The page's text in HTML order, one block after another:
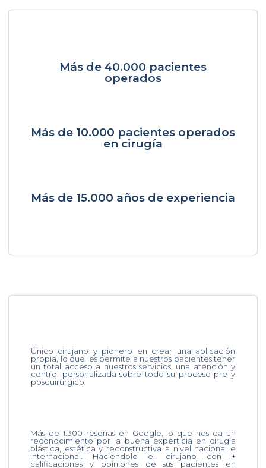
Más de 40.000 pacientes
operados
Más de 10.000 pacientes operados
en cirugía
Más de 15.000 años de experiencia
Único cirujano y pionero en crear una aplicación
propia, lo que les permite a nuestros pacientes tener
un total acceso a nuestros servicios, una atención y
control personalizada sobre todo su proceso pre y
posquirúrgico.
Más de 1.300 reseñas en Google, lo que nos da un
reconocimiento por la buena experticia en cirugía
plástica, estética y reconstructiva a nivel nacional e
internacional. Haciéndolo el cirujano con +
calificaciones y opiniones de sus pacientes en